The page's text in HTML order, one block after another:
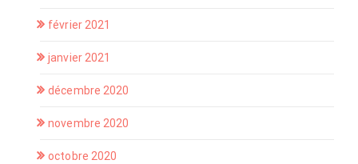
février 2021
janvier 2021
décembre 2020
novembre 2020
octobre 2020